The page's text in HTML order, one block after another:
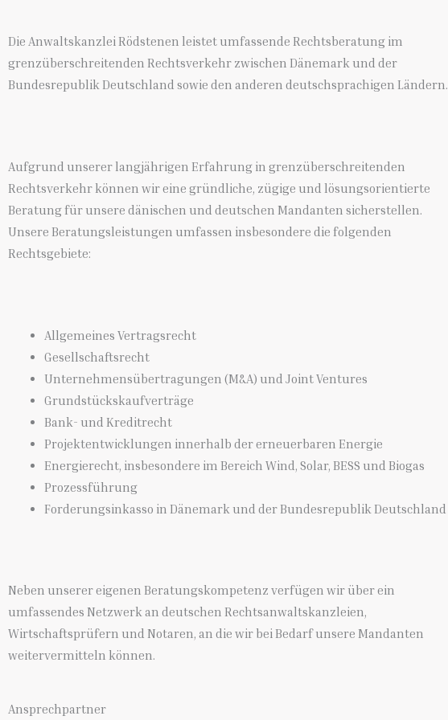
Die Anwaltskanzlei Rödstenen leistet umfassende Rechtsberatung im
grenzüberschreitenden Rechtsverkehr zwischen Dänemark und der
Bundesrepublik Deutschland sowie den anderen deutschsprachigen Ländern.
Aufgrund unserer langjährigen Erfahrung in grenzüberschreitenden
Rechtsverkehr können wir eine gründliche, zügige und lösungsorientierte
Beratung für unsere dänischen und deutschen Mandanten sicherstellen.
Unsere Beratungsleistungen umfassen insbesondere die folgenden
Rechtsgebiete:
Allgemeines Vertragsrecht
Gesellschaftsrecht
Unternehmensübertragungen (M&A) und Joint Ventures
Grundstückskaufverträge
Bank- und Kreditrecht
Projektentwicklungen innerhalb der erneuerbaren Energie
Energierecht, insbesondere im Bereich Wind, Solar, BESS und Biogas
Prozessführung
Forderungsinkasso in Dänemark und der Bundesrepublik Deutschland
Neben unserer eigenen Beratungskompetenz verfügen wir über ein
umfassendes Netzwerk an deutschen Rechtsanwaltskanzleien,
Wirtschaftsprüfern und Notaren, an die wir bei Bedarf unsere Mandanten
weitervermitteln können.
Ansprechpartner